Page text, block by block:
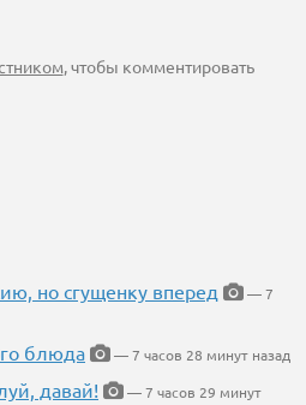
, чтобы комментировать
но сгущенку вперед
— 7
блюда
— 7 часов 28 минут назад
давай!
— 7 часов 29 минут